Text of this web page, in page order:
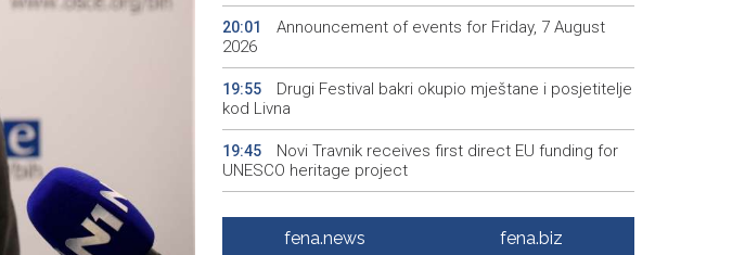
20:01
Announcement of events for Friday, 7 August
2026
19:55
Drugi Festival bakri okupio mještane i posjetitelje
kod Livna
19:45
Novi Travnik receives first direct EU funding for
UNESCO heritage project
Crishock: OHR maintains an open dialogue with
all political stakeholders in BiH
fena.news fena.biz